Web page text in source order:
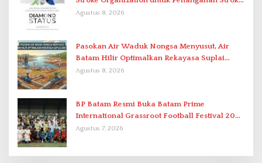
Berstandar Internasional
Agustus 8, 2026
Pasokan Air Waduk Nongsa Menyusut, Air
Batam Hilir Optimalkan Rekayasa Suplai
Antar-IPAM
Agustus 8, 2026
BP Batam Resmi Buka Batam Prime
International Grassroot Football Festival 2026
di Stadion Temenggung Abdul Jamal
Agustus 7, 2026